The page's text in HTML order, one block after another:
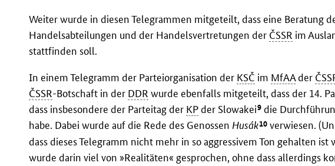
Weiter wurde in diesen Telegrammen mitgeteilt, dass eine Beratung
Handelsabteilungen und der Handelsvertretungen der ČSSR im
stattfinden soll.
In einem Telegramm der Parteiorganisation der KSČ im MfAAder
ČSSR-Botschaft in der DDR wurde ebenfalls mitgeteilt, dass der 14.
dass insbesondere der Parteitag der KPder Slowakei9 die
habe. Dabei wurde auf die Rede des Genossen Husák10 verwiesen.
dass dieses Telegramm nicht mehr in so aggressivem Ton gehalten ist
wurde darin viel von »Realitäten« gesprochen, ohne dass allerdings